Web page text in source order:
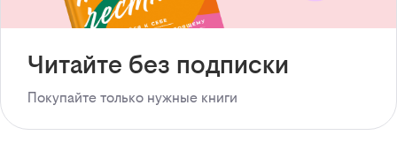
Читайте без подписки
Покупайте только нужные книги